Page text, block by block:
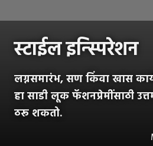
स्टाईल इन्स्पिरेशन
लग्नसमारंभ, सण किंवा खास
हा साडी लूक फॅशनप्रेमींसाठी
ठरू शकतो.